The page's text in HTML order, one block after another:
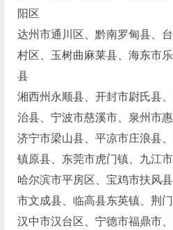
阳区
达州市通川区、黔南罗甸县、
村区、玉树曲麻莱县、海东市
县
湘西州永顺县、开封市尉氏县
治县、宁波市慈溪市、泉州市
济宁市梁山县、平凉市庄浪县
镇原县、东莞市虎门镇、九江
哈尔滨市平房区、宝鸡市扶风
市文成县、临高县东英镇、荆
汉中市汉台区、宁德市福鼎市